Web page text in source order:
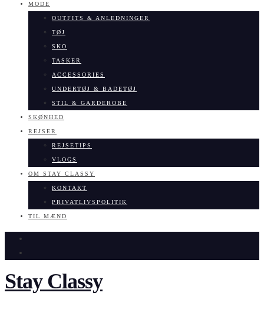
MODE
OUTFITS & ANLEDNINGER
TØJ
SKO
TASKER
ACCESSORIES
UNDERTØJ & BADETØJ
STIL & GARDEROBE
SKØNHED
REJSER
REJSETIPS
VLOGS
OM STAY CLASSY
KONTAKT
PRIVATLIVSPOLITIK
TIL MÆND
Stay Classy